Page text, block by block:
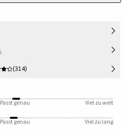
(314)
Passt genau Viel zu weit
Passt genau Viel zu lang